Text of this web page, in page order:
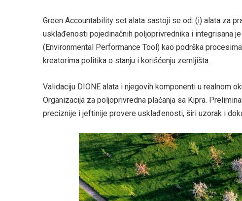
Green Accountability set alata sastoji se od: (i) alata za
usklađenosti pojedinačnih poljoprivrednika i integrisana
(Environmental Performance Tool) kao podrška
kreatorima politika o stanju i korišćenju zemljišta.
Validaciju DIONE alata i njegovih komponenti u realnom
Organizacija za poljoprivredna plaćanja sa Kipra.
preciznije i jeftinije provere usklađenosti, širi uzorak i